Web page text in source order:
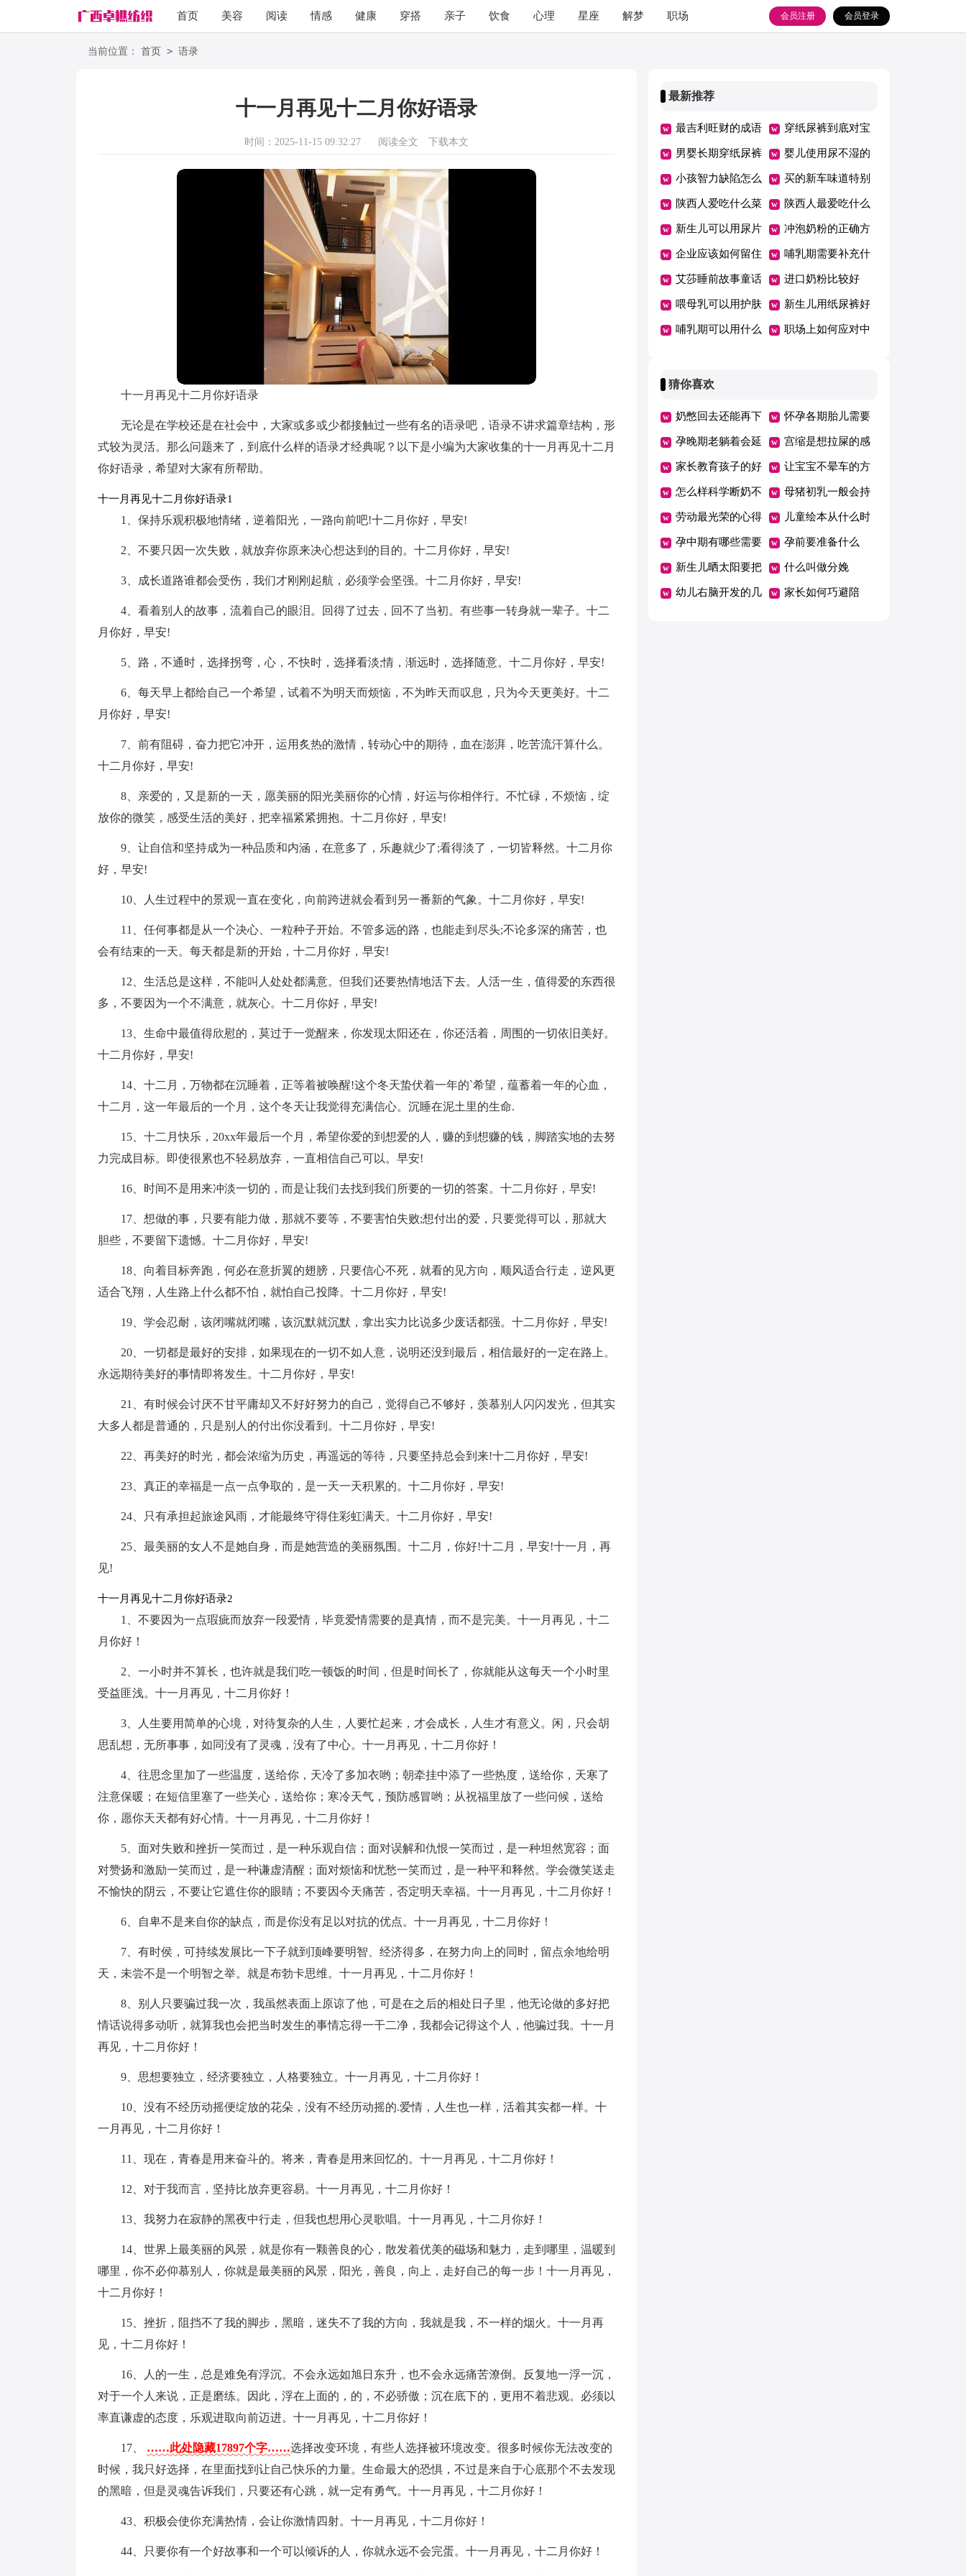
首页 美容 阅读 情感 健康 穿搭 亲子 饮食 心理 星座 解梦 职场
励志
会员登录
会员注册
当前位置： 首页 > 语录
十一月再见十二月你好语录
时间：2025-11-15 09:32:27 阅读全文 下载本文
十一月再见十二月你好语录
无论是在学校还是在社会中，大家或多或少都接触过一些有名的语录吧，语录不讲求篇章结构，形
式较为灵活。那么问题来了，到底什么样的语录才经典呢？以下是小编为大家收集的十一月再见十二月
你好语录，希望对大家有所帮助。
十一月再见十二月你好语录1
1、保持乐观积极地情绪，逆着阳光，一路向前吧!十二月你好，早安!
2、不要只因一次失败，就放弃你原来决心想达到的目的。十二月你好，早安!
3、成长道路谁都会受伤，我们才刚刚起航，必须学会坚强。十二月你好，早安!
4、看着别人的故事，流着自己的眼泪。回得了过去，回不了当初。有些事一转身就一辈子。十二
月你好，早安!
5、路，不通时，选择拐弯，心，不快时，选择看淡;情，渐远时，选择随意。十二月你好，早安!
6、每天早上都给自己一个希望，试着不为明天而烦恼，不为昨天而叹息，只为今天更美好。十二
月你好，早安!
7、前有阻碍，奋力把它冲开，运用炙热的激情，转动心中的期待，血在澎湃，吃苦流汗算什么。
十二月你好，早安!
8、亲爱的，又是新的一天，愿美丽的阳光美丽你的心情，好运与你相伴行。不忙碌，不烦恼，绽
放你的微笑，感受生活的美好，把幸福紧紧拥抱。十二月你好，早安!
9、让自信和坚持成为一种品质和内涵，在意多了，乐趣就少了;看得淡了，一切皆释然。十二月你
好，早安!
10、人生过程中的景观一直在变化，向前跨进就会看到另一番新的气象。十二月你好，早安!
11、任何事都是从一个决心、一粒种子开始。不管多远的路，也能走到尽头;不论多深的痛苦，也
会有结束的一天。每天都是新的开始，十二月你好，早安!
12、生活总是这样，不能叫人处处都满意。但我们还要热情地活下去。人活一生，值得爱的东西很
多，不要因为一个不满意，就灰心。十二月你好，早安!
13、生命中最值得欣慰的，莫过于一觉醒来，你发现太阳还在，你还活着，周围的一切依旧美好。
十二月你好，早安!
14、十二月，万物都在沉睡着，正等着被唤醒!这个冬天蛰伏着一年的`希望，蕴蓄着一年的心血，
十二月，这一年最后的一个月，这个冬天让我觉得充满信心。沉睡在泥土里的生命.
15、十二月快乐，20xx年最后一个月，希望你爱的到想爱的人，赚的到想赚的钱，脚踏实地的去努
力完成目标。即使很累也不轻易放弃，一直相信自己可以。早安!
16、时间不是用来冲淡一切的，而是让我们去找到我们所要的一切的答案。十二月你好，早安!
17、想做的事，只要有能力做，那就不要等，不要害怕失败;想付出的爱，只要觉得可以，那就大
胆些，不要留下遗憾。十二月你好，早安!
18、向着目标奔跑，何必在意折翼的翅膀，只要信心不死，就看的见方向，顺风适合行走，逆风更
适合飞翔，人生路上什么都不怕，就怕自己投降。十二月你好，早安!
19、学会忍耐，该闭嘴就闭嘴，该沉默就沉默，拿出实力比说多少废话都强。十二月你好，早安!
20、一切都是最好的安排，如果现在的一切不如人意，说明还没到最后，相信最好的一定在路上。
永远期待美好的事情即将发生。十二月你好，早安!
21、有时候会讨厌不甘平庸却又不好好努力的自己，觉得自己不够好，羡慕别人闪闪发光，但其实
大多人都是普通的，只是别人的付出你没看到。十二月你好，早安!
22、再美好的时光，都会浓缩为历史，再遥远的等待，只要坚持总会到来!十二月你好，早安!
23、真正的幸福是一点一点争取的，是一天一天积累的。十二月你好，早安!
24、只有承担起旅途风雨，才能最终守得住彩虹满天。十二月你好，早安!
25、最美丽的女人不是她自身，而是她营造的美丽氛围。十二月，你好!十二月，早安!十一月，再
见!
十一月再见十二月你好语录2
1、不要因为一点瑕疵而放弃一段爱情，毕竟爱情需要的是真情，而不是完美。十一月再见，十二
月你好！
2、一小时并不算长，也许就是我们吃一顿饭的时间，但是时间长了，你就能从这每天一个小时里
受益匪浅。十一月再见，十二月你好！
3、人生要用简单的心境，对待复杂的人生，人要忙起来，才会成长，人生才有意义。闲，只会胡
思乱想，无所事事，如同没有了灵魂，没有了中心。十一月再见，十二月你好！
4、往思念里加了一些温度，送给你，天冷了多加衣哟；朝牵挂中添了一些热度，送给你，天寒了
注意保暖；在短信里塞了一些关心，送给你；寒冷天气，预防感冒哟；从祝福里放了一些问候，送给
你，愿你天天都有好心情。十一月再见，十二月你好！
5、面对失败和挫折一笑而过，是一种乐观自信；面对误解和仇恨一笑而过，是一种坦然宽容；面
对赞扬和激励一笑而过，是一种谦虚清醒；面对烦恼和忧愁一笑而过，是一种平和释然。学会微笑送走
不愉快的阴云，不要让它遮住你的眼睛；不要因今天痛苦，否定明天幸福。十一月再见，十二月你好！
6、自卑不是来自你的缺点，而是你没有足以对抗的优点。十一月再见，十二月你好！
7、有时侯，可持续发展比一下子就到顶峰要明智、经济得多，在努力向上的同时，留点余地给明
天，未尝不是一个明智之举。就是布勃卡思维。十一月再见，十二月你好！
8、别人只要骗过我一次，我虽然表面上原谅了他，可是在之后的相处日子里，他无论做的多好把
情话说得多动听，就算我也会把当时发生的事情忘得一干二净，我都会记得这个人，他骗过我。十一月
再见，十二月你好！
9、思想要独立，经济要独立，人格要独立。十一月再见，十二月你好！
10、没有不经历动摇便绽放的花朵，没有不经历动摇的.爱情，人生也一样，活着其实都一样。十
一月再见，十二月你好！
11、现在，青春是用来奋斗的。将来，青春是用来回忆的。十一月再见，十二月你好！
12、对于我而言，坚持比放弃更容易。十一月再见，十二月你好！
13、我努力在寂静的黑夜中行走，但我也想用心灵歌唱。十一月再见，十二月你好！
14、世界上最美丽的风景，就是你有一颗善良的心，散发着优美的磁场和魅力，走到哪里，温暖到
哪里，你不必仰慕别人，你就是最美丽的风景，阳光，善良，向上，走好自己的每一步！十一月再见，
十二月你好！
15、挫折，阻挡不了我的脚步，黑暗，迷失不了我的方向，我就是我，不一样的烟火。十一月再
见，十二月你好！
16、人的一生，总是难免有浮沉。不会永远如旭日东升，也不会永远痛苦潦倒。反复地一浮一沉，
对于一个人来说，正是磨练。因此，浮在上面的，的，不必骄傲；沉在底下的，更用不着悲观。必须以
率直谦虚的态度，乐观进取向前迈进。十一月再见，十二月你好！
17、 ……此处隐藏17897个字……选择改变环境，有些人选择被环境改变。很多时候你无法改变的
时候，我只好选择，在里面找到让自己快乐的力量。生命最大的恐惧，不过是来自于心底那个不去发现
的黑暗，但是灵魂告诉我们，只要还有心跳，就一定有勇气。十一月再见，十二月你好！
43、积极会使你充满热情，会让你激情四射。十一月再见，十二月你好！
44、只要你有一个好故事和一个可以倾诉的人，你就永远不会完蛋。十一月再见，十二月你好！
最新推荐
最吉利旺财的成语 穿纸尿裤到底对宝
宝好不好
男婴长期穿纸尿裤
危害
婴儿使用尿不湿的
危害
小孩智力缺陷怎么
办
买的新车味道特别
大如何消除
陕西人爱吃什么菜 陕西人最爱吃什么
菜
新生儿可以用尿片
吗
冲泡奶粉的正确方
法
企业应该如何留住
优秀员工
哺乳期需要补充什
么维生素
艾莎睡前故事童话
故事
进口奶粉比较好
喂母乳可以用护肤
品吗
新生儿用纸尿裤好
还是用拉拉裤好
哺乳期可以用什么 职场上如何应对中
猜你喜欢
奶憋回去还能再下
来吗
怀孕各期胎儿需要
的营养
孕晚期老躺着会延
期吗
宫缩是想拉屎的感
觉吗
家长教育孩子的好
方法总结一年级
让宝宝不晕车的方
法
怎么样科学断奶不
坑娃
母猪初乳一般会持
续几天
劳动最光荣的心得
体会范文（精选5
篇）
儿童绘本从什么时
候开始看有哪些好
处
孕中期有哪些需要
注意的事项
孕前要准备什么
新生儿晒太阳要把
衣服脱了吗
什么叫做分娩
幼儿右脑开发的几 家长如何巧避陪